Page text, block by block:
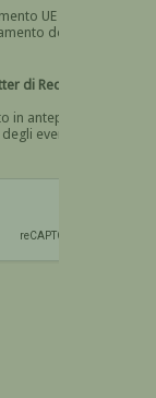
UE n.
il consenso
in anteprima
eventi